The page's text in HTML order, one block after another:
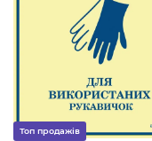
Топ продажів